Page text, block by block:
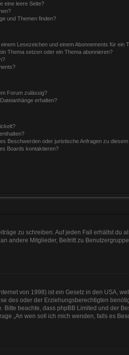
eine leere Seite?
und Themen finden?
Lesezeichen und einem Abonnements für ein
Thema setzen oder ein Thema abonnieren?
Forum zulässig?
erhalten?
Beschwerden oder juristische Anfragen zu
Boards kontaktieren?
zu schreiben. Auf jeden Fall erhältst du
andere Mitglieder, Beitritt zu
von 1998) ist ein Gesetz in den USA,
des oder der Erziehungsberechtigten
beachte, dass phpBB Limited und der
„An wen soll ich mich wenden, falls es